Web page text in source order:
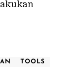
TOOLS